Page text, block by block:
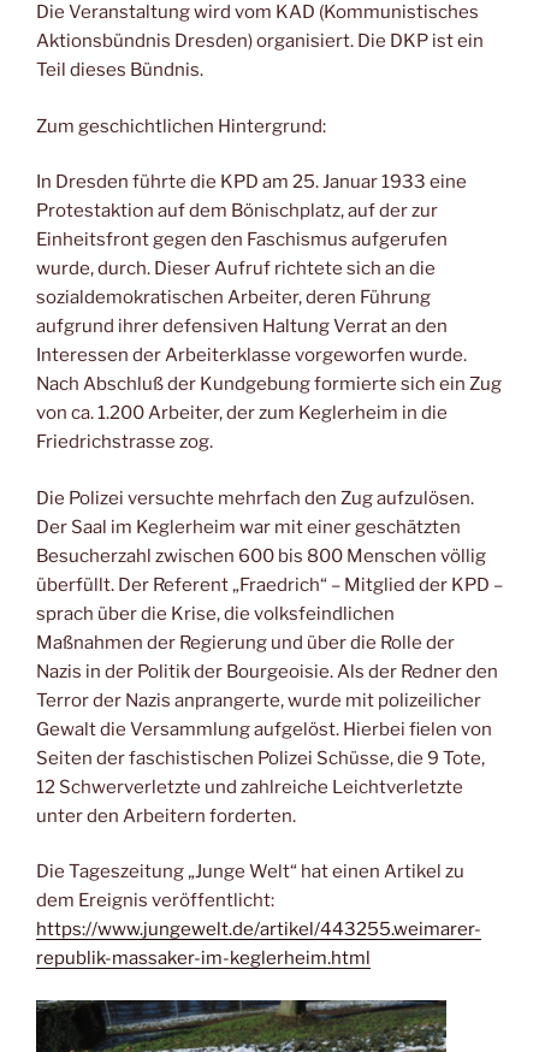
Die Veranstaltung wird vom KAD (Kommunistisches
Aktionsbündnis Dresden) organisiert. Die DKP ist ein
Teil dieses Bündnis.
Zum geschichtlichen Hintergrund:
In Dresden führte die KPD am 25. Januar 1933 eine
Protestaktion auf dem Bönischplatz, auf der zur
Einheitsfront gegen den Faschismus aufgerufen
wurde, durch. Dieser Aufruf richtete sich an die
sozialdemokratischen Arbeiter, deren Führung
aufgrund ihrer defensiven Haltung Verrat an den
Interessen der Arbeiterklasse vorgeworfen wurde.
Nach Abschluß der Kundgebung formierte sich ein Zug
von ca. 1.200 Arbeiter, der zum Keglerheim in die
Friedrichstrasse zog.
Die Polizei versuchte mehrfach den Zug aufzulösen.
Der Saal im Keglerheim war mit einer geschätzten
Besucherzahl zwischen 600 bis 800 Menschen völlig
überfüllt. Der Referent „Fraedrich“ – Mitglied der KPD –
sprach über die Krise, die volksfeindlichen
Maßnahmen der Regierung und über die Rolle der
Nazis in der Politik der Bourgeoisie. Als der Redner den
Terror der Nazis anprangerte, wurde mit polizeilicher
Gewalt die Versammlung aufgelöst. Hierbei fielen von
Seiten der faschistischen Polizei Schüsse, die 9 Tote,
12 Schwerverletzte und zahlreiche Leichtverletzte
unter den Arbeitern forderten.
Die Tageszeitung „Junge Welt“ hat einen Artikel zu
dem Ereignis veröffentlicht:
https://www.jungewelt.de/artikel/443255.weimarer-
republik-massaker-im-keglerheim.html